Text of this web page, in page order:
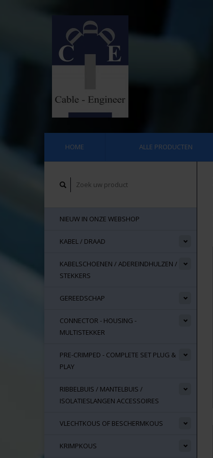
HOME ALLE PRODUCTEN
NIEUW IN ONZE WEBSHOP
KABEL / DRAAD
KABELSCHOENEN / ADEREINDHULZEN /
STEKKERS
GEREEDSCHAP
CONNECTOR - HOUSING -
MULTISTEKKER
PRE-CRIMPED - COMPLETE SET PLUG &
PLAY
RIBBELBUIS / MANTELBUIS /
ISOLATIESLANGEN ACCESSOIRES
VLECHTKOUS OF BESCHERMKOUS
KRIMPKOUS